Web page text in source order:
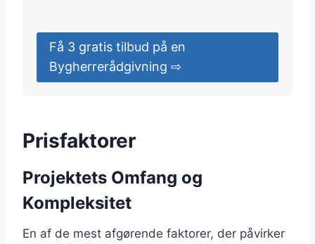
Få 3 gratis tilbud på en
Bygherrerådgivning ⇨
Prisfaktorer
Projektets Omfang og
Kompleksitet
En af de mest afgørende faktorer, der påvirker